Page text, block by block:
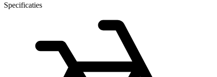
Specificaties